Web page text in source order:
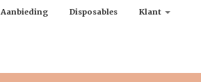
Aanbieding Disposables Klant